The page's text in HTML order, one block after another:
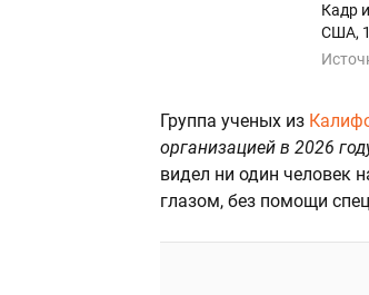
Кадр
США,
Группа ученых из
организацией в 2026
видел ни один человек
глазом, без помощи